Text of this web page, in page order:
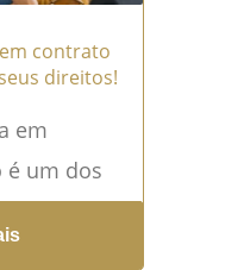
contrato
direitos!
em
é um dos
de quem